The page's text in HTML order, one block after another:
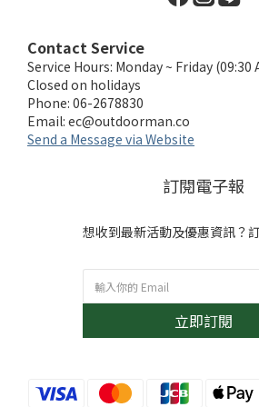
Contact Service
Service Hours: Monday ~ Friday (09:30
Closed on holidays
Phone: 06-2678830
Email: ec@outdoorman.co
Send a Message via Website
訂閱電子報
想收到最新活動及優惠資訊？
立即訂閱